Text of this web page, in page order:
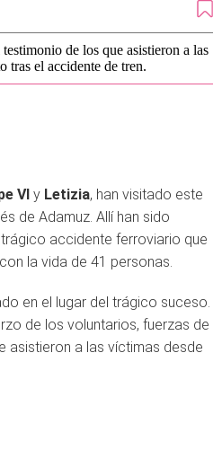
de los que asistieron a las
tras el accidente de tren.
VI y Letizia, han visitado este
de Adamuz. Allí han sido
accidente ferroviario que
la vida de 41 personas.
en el lugar del trágico suceso.
de los voluntarios, fuerzas de
asistieron a las víctimas desde